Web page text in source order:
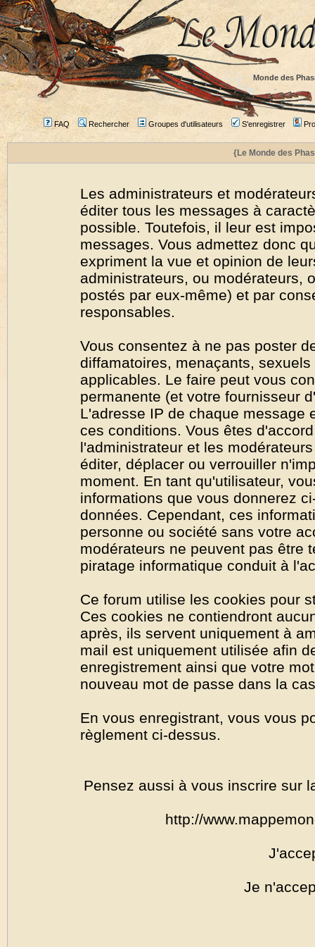
Monde des
FAQ Rechercher Groupes d'utilisateurs S'enregistrer
{Le Monde des
Les administrateurs et
éditer tous les messages à
possible. Toutefois, il leur est
messages. Vous admettez donc
expriment la vue et opinion de
administrateurs, ou modérateurs,
postés par eux-même) et par
responsables.
Vous consentez à ne pas poster
diffamatoires, menaçants,
applicables. Le faire peut vous
permanente (et votre fournisseur
L'adresse IP de chaque message
ces conditions. Vous êtes
l'administrateur et les
éditer, déplacer ou verrouiller
moment. En tant qu'utilisateur,
informations que vous donnerez
données. Cependant, ces
personne ou société sans votre
modérateurs ne peuvent pas être
piratage informatique conduit à
Ce forum utilise les cookies pour
Ces cookies ne contiendront
après, ils servent uniquement à
mail est uniquement utilisée afin
enregistrement ainsi que votre
nouveau mot de passe dans la
En vous enregistrant, vous vous
règlement ci-dessus.
Pensez aussi à vous inscrire sur
http://
Je